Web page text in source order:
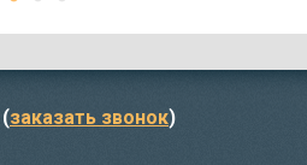
(заказать звонок)